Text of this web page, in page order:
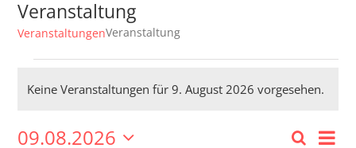
Veranstaltung
VeranstaltungenVeranstaltung
9.
Keine Veranstaltungen für 9. August 2026 vorgesehen.
Suche
09.08.2026